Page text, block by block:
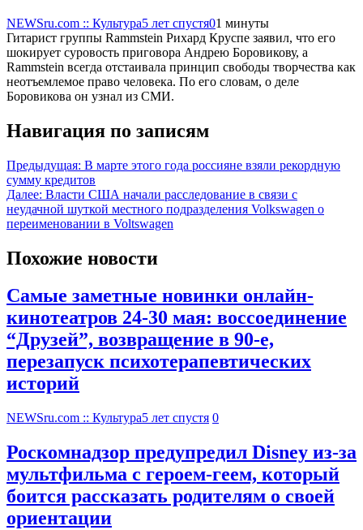
NEWSru.com :: Культура5 лет спустя01 минуты
Гитарист группы Rammstein Рихард Круспе заявил, что его
шокирует суровость приговора Андрею Боровикову, а
Rammstein всегда отстаивала принцип свободы творчества как
неотъемлемое право человека. По его словам, о деле
Боровикова он узнал из СМИ.
Навигация по записям
Предыдущая: В марте этого года россияне взяли рекордную
сумму кредитов
Далее: Власти США начали расследование в связи с
неудачной шуткой местного подразделения Volkswagen о
переименовании в Voltswagen
Похожие новости
Самые заметные новинки онлайн-
кинотеатров 24-30 мая: воссоединение
“Друзей”, возвращение в 90-е,
перезапуск психотерапевтических
историй
NEWSru.com :: Культура5 лет спустя 0
Роскомнадзор предупредил Disney из-за
мультфильма c героем-геем, который
боится рассказать родителям о своей
ориентации